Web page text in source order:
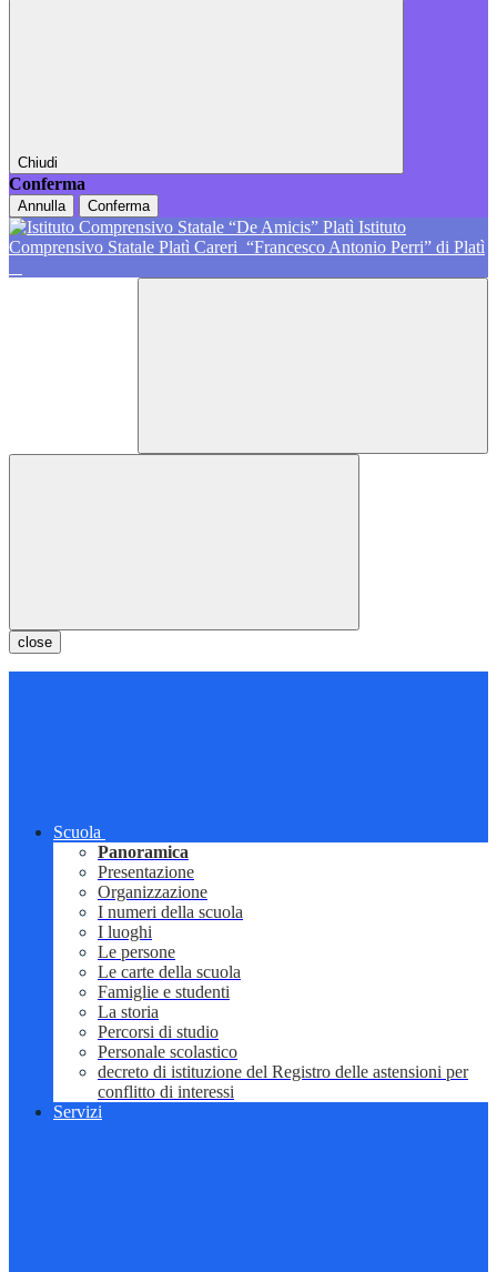
Chiudi
Conferma
Annulla Conferma
Istituto
Comprensivo Statale Platì Careri “Francesco Antonio Perri” di Platì
close
Scuola
Panoramica
Presentazione
Organizzazione
I numeri della scuola
I luoghi
Le persone
Le carte della scuola
Famiglie e studenti
La storia
Percorsi di studio
Personale scolastico
decreto di istituzione del Registro delle astensioni per
conflitto di interessi
Servizi